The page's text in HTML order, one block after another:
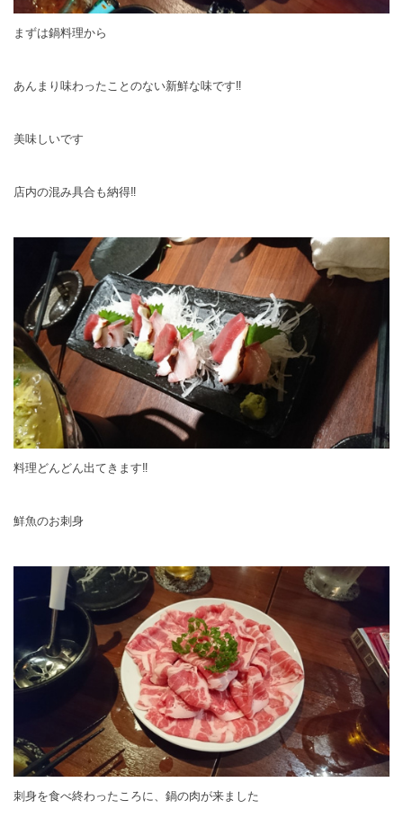
まずは鍋料理から
あんまり味わったことのない新鮮な味です‼
美味しいです
店内の混み具合も納得‼
料理どんどん出てきます‼
鮮魚のお刺身
刺身を食べ終わったころに、鍋の肉が来ました